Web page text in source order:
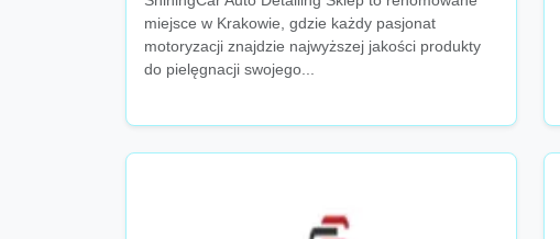
miejsce w Krakowie, gdzie każdy pasjonat
motoryzacji znajdzie najwyższej jakości produkty
do pielęgnacji swojego...